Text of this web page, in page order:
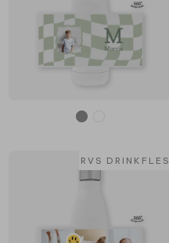
RVS DRINKFLES